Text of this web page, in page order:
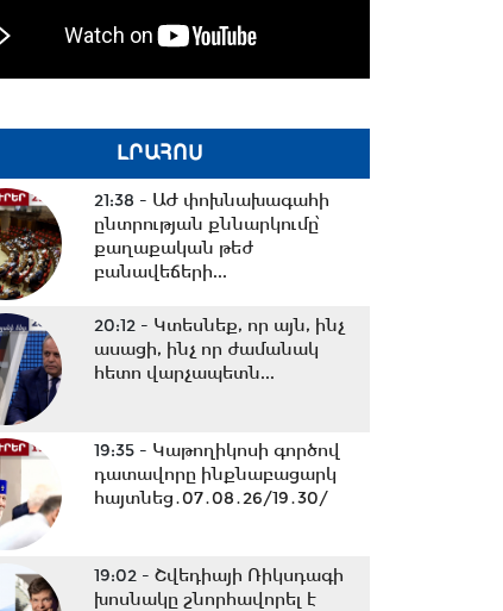
ԼՐԱՀՈՍ
21:38 - ԱԺ փոխնախագահի
ընտրության քննարկումը՝
քաղաքական թեժ
բանավեճերի...
20:12 - Կտեսնեք, որ այն, ինչ
ասացի, ինչ որ ժամանակ
հետո վարչապետն...
19:35 - Կաթողիկոսի գործով
դատավորը ինքնաբացարկ
հայտնեց․07․08․26/19․30/
19:02 - Շվեդիայի Ռիկսդագի
խոսնակը շնորհավորել է